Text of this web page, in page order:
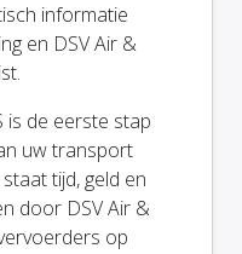
informatie
en DSV Air &
is de eerste stap
uw transport
tijd, geld en
door DSV Air &
op